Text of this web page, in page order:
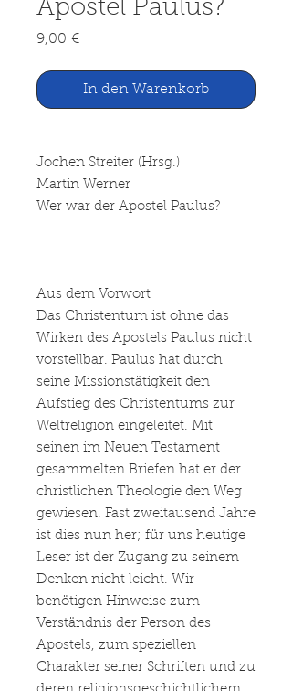
Apostel Paulus?
9,00 €Preis
In den Warenkorb
Jochen Streiter (Hrsg.)
Martin Werner
Wer war der Apostel Paulus?
Aus dem Vorwort
Das Christentum ist ohne das
Wirken des Apostels Paulus nicht
vorstellbar. Paulus hat durch
seine Missionstätigkeit den
Aufstieg des Christentums zur
Weltreligion eingeleitet. Mit
seinen im Neuen Testament
gesammelten Briefen hat er der
christlichen Theologie den Weg
gewiesen. Fast zweitausend Jahre
ist dies nun her; für uns heutige
Leser ist der Zugang zu seinem
Denken nicht leicht. Wir
benötigen Hinweise zum
Verständnis der Person des
Apostels, zum speziellen
Charakter seiner Schriften und zu